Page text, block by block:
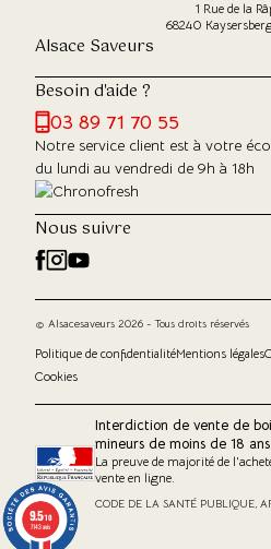
1 Rue de la
68240
Alsace Saveurs
Besoin d'aide ?
03 89 71 70 55
Notre service client est à votre
du lundi au vendredi de 9h à 18h
Nous suivre
© Alsacesaveurs 2026 - Tous droits réservés
Politique de confidentialitéMentions légales
Cookies
Interdiction de vente de
mineurs de moins de 18
La preuve de majorité de
vente en ligne.
CODE DE LA SANTÉ PUBLIQUE,
9.5/10
7143 avis
9.5/10
7143 avis